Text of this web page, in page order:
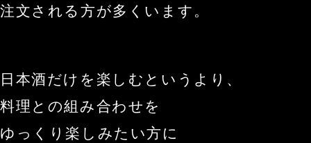
注文される方が多くいます。
日本酒だけを楽しむというより、
料理との組み合わせを
ゆっくり楽しみたい方に